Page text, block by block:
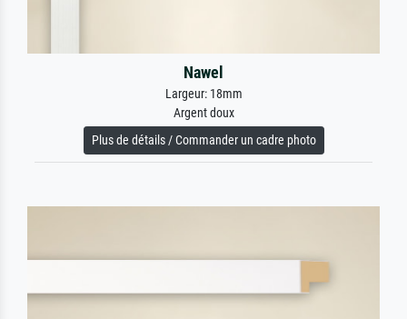
Nawel
Largeur: 18mm
Argent doux
Plus de détails / Commander un cadre photo